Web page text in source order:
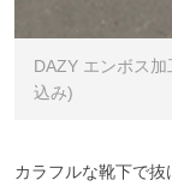
DAZY エンボス
込み)
カラフルな靴下で抜